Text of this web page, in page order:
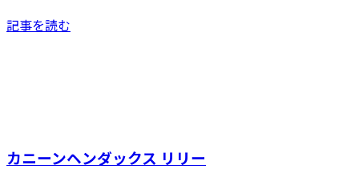
記事を読む
カニーンヘンダックス リリー